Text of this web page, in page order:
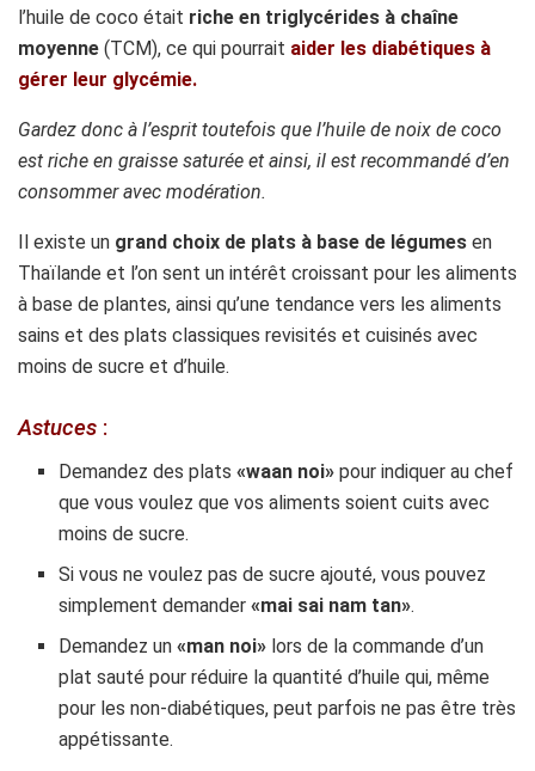
l’huile de coco était riche en triglycérides à chaîne
moyenne (TCM), ce qui pourrait aider les diabétiques à
gérer leur glycémie.
Gardez donc à l’esprit toutefois que l’huile de noix de coco
est riche en graisse saturée et ainsi, il est recommandé d’en
consommer avec modération.
Il existe un grand choix de plats à base de légumes en
Thaïlande et l’on sent un intérêt croissant pour les aliments
à base de plantes, ainsi qu’une tendance vers les aliments
sains et des plats classiques revisités et cuisinés avec
moins de sucre et d’huile.
Astuces :
Demandez des plats«waan noi» pour indiquer au chef
que vous voulez que vos aliments soient cuits avec
moins de sucre.
Si vous ne voulez pas de sucre ajouté, vous pouvez
simplement demander«mai sai nam tan».
Demandez un«man noi» lors de la commande d’un
plat sauté pour réduire la quantité d’huile qui, même
pour les non-diabétiques, peut parfois ne pas être très
appétissante.